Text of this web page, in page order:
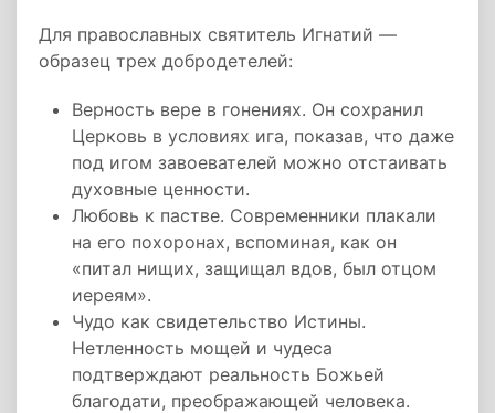
Для православных святитель Игнатий —
образец трех добродетелей:
Верность вере в гонениях. Он сохранил
Церковь в условиях ига, показав, что даже
под игом завоевателей можно отстаивать
духовные ценности.
Любовь к пастве. Современники плакали
на его похоронах, вспоминая, как он
«питал нищих, защищал вдов, был отцом
иереям».
Чудо как свидетельство Истины.
Нетленность мощей и чудеса
подтверждают реальность Божьей
благодати, преображающей человека.